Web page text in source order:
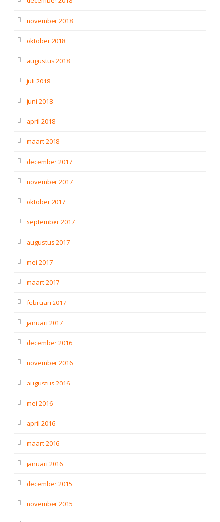
november 2018
oktober 2018
augustus 2018
juli 2018
juni 2018
april 2018
maart 2018
december 2017
november 2017
oktober 2017
september 2017
augustus 2017
mei 2017
maart 2017
februari 2017
januari 2017
december 2016
november 2016
augustus 2016
mei 2016
april 2016
maart 2016
januari 2016
december 2015
november 2015